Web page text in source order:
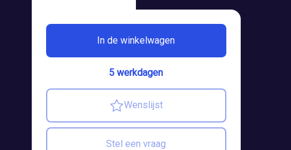
In de winkelwagen
5 werkdagen
Wenslijst
Stel een vraag